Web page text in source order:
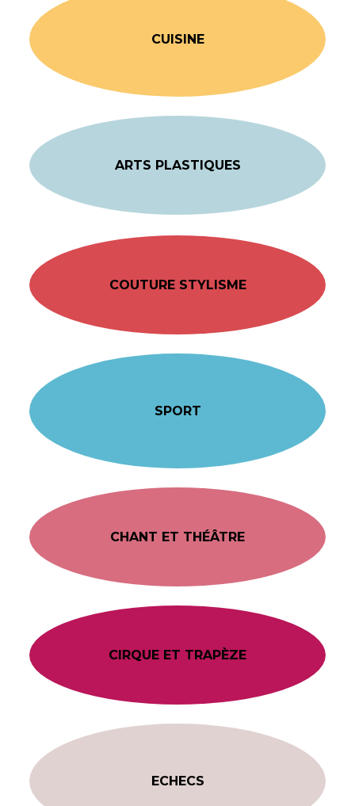
CUISINE
ARTS PLASTIQUES
COUTURE STYLISME
SPORT
CHANT ET THÉÂTRE
CIRQUE ET TRAPÈZE
ECHECS